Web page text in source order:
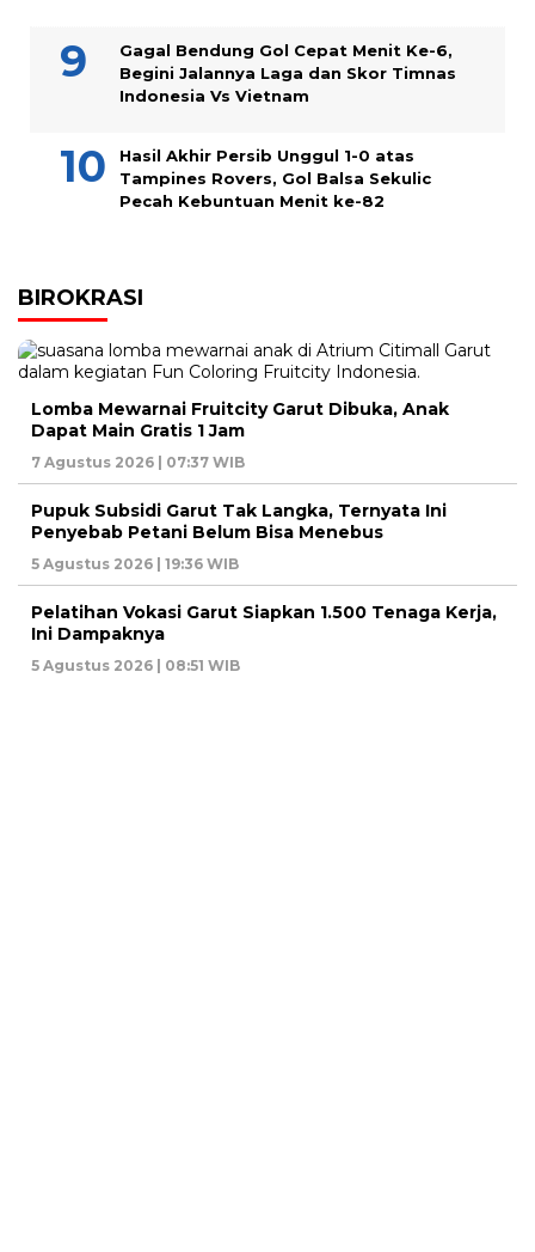
Gagal Bendung Gol Cepat Menit Ke-6,
Begini Jalannya Laga dan Skor Timnas
Indonesia Vs Vietnam
Hasil Akhir Persib Unggul 1-0 atas
Tampines Rovers, Gol Balsa Sekulic
Pecah Kebuntuan Menit ke-82
BIROKRASI
Lomba Mewarnai Fruitcity Garut Dibuka, Anak
Dapat Main Gratis 1 Jam
7 Agustus 2026 | 07:37 WIB
Pupuk Subsidi Garut Tak Langka, Ternyata Ini
Penyebab Petani Belum Bisa Menebus
5 Agustus 2026 | 19:36 WIB
Pelatihan Vokasi Garut Siapkan 1.500 Tenaga Kerja,
Ini Dampaknya
5 Agustus 2026 | 08:51 WIB